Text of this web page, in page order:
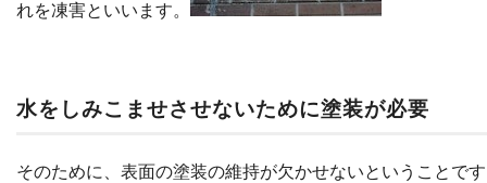
れを凍害といいます。
水をしみこませさせないために塗装が必要
そのために、表面の塗装の維持が欠かせないということで